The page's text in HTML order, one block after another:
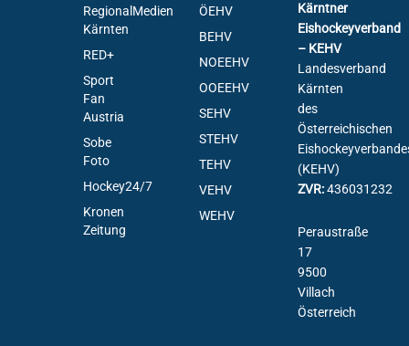
RegionalMedien
Kärnten
RED+
Sport
Fan
Austria
Sobe
Foto
Hockey24/7
Kronen
Zeitung
ÖEHV
BEHV
NOEEHV
OOEEHV
SEHV
STEHV
TEHV
VEHV
WEHV
Kärntner
Eishockeyverband
– KEHV
Landesverband
Kärnten
des
Österreichischen
(KEHV)
ZVR:436031232
Peraustraße
17
9500
Villach
Österreich